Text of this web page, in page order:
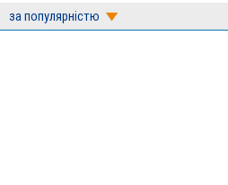
за популярністю